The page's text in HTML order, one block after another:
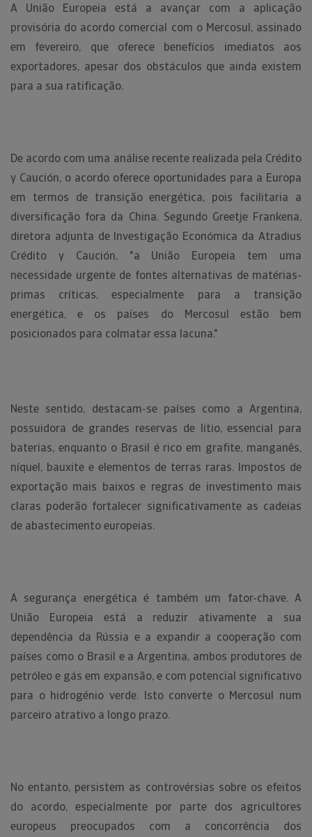
A União Europeia está a avançar com a aplicação
provisória do acordo comercial com o Mercosul, assinado
em fevereiro, que oferece benefícios imediatos aos
exportadores, apesar dos obstáculos que ainda existem
para a sua ratificação.
De acordo com uma análise recente realizada pela Crédito
y Caución, o acordo oferece oportunidades para a Europa
em termos de transição energética, pois facilitaria a
diversificação fora da China. Segundo Greetje Frankena,
diretora adjunta de Investigação Económica da Atradius
Crédito y Caución, "a União Europeia tem uma
necessidade urgente de fontes alternativas de matérias-
primas críticas, especialmente para a transição
energética, e os países do Mercosul estão bem
posicionados para colmatar essa lacuna."
Neste sentido, destacam-se países como a Argentina,
possuidora de grandes reservas de lítio, essencial para
baterias, enquanto o Brasil é rico em grafite, manganês,
níquel, bauxite e elementos de terras raras. Impostos de
exportação mais baixos e regras de investimento mais
claras poderão fortalecer significativamente as cadeias
de abastecimento europeias.
A segurança energética é também um fator-chave. A
União Europeia está a reduzir ativamente a sua
dependência da Rússia e a expandir a cooperação com
países como o Brasil e a Argentina, ambos produtores de
petróleo e gás em expansão, e com potencial significativo
para o hidrogénio verde. Isto converte o Mercosul num
parceiro atrativo a longo prazo.
No entanto, persistem as controvérsias sobre os efeitos
do acordo, especialmente por parte dos agricultores
europeus preocupados com a concorrência dos